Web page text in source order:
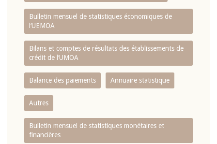
Bulletin mensuel de statistiques économiques de
l‘UEMOA
Bilans et comptes de résultats des établissements de
crédit de l‘UMOA
Balance des paiements Annuaire statistique
Autres
Bulletin mensuel de statistiques monétaires et
financières